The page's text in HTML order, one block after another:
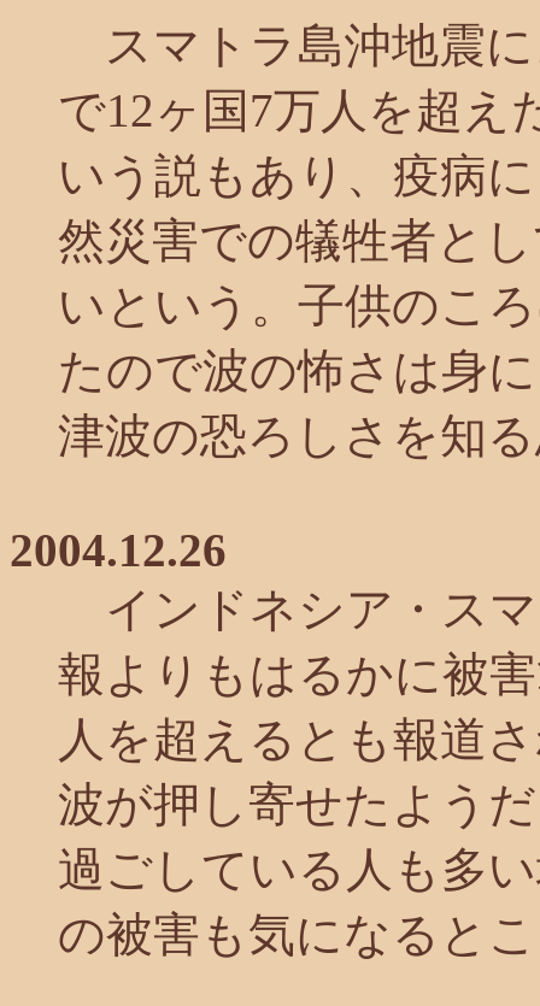
スマトラ島沖地震
で12ヶ国7万人を超え
いう説もあり、疫病
然災害での犠牲者と
いという。子供のこ
たので波の怖さは身
津波の恐ろしさを知
2004.12.26
インドネシア・ス
報よりもはるかに被
人を超えるとも報道
波が押し寄せたよう
過ごしている人も多
の被害も気になると